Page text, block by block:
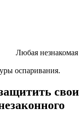
Любая незнакомая
оспаривания.
свои